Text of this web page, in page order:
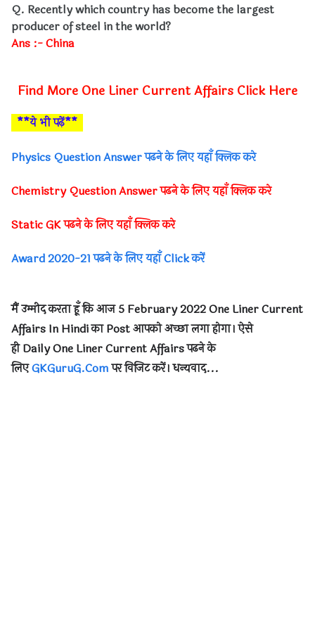
Q. Recently which country has become the largest
producer of steel in the world?
Ans :- China
Find More One Liner Current Affairs Click Here
**ये भी पढ़ें**
Physics Question Answer पढने के लिए यहाँ क्लिक करे
Chemistry Question Answer पढने के लिए यहाँ क्लिक करे
Static GK पढने के लिए यहाँ क्लिक करे
Award 2020-21 पढने के लिए यहाँ Click करें
मैं उम्मीद करता हूँ कि आज5 February 2022 One Liner Current
Affairs In HindiकाPostआपको अच्छा लगा होगा। ऐसे
हीDailyOne Liner Current Affairsपढने के
लिएGKGuruG.Com पर विजिट करें। धन्यवाद...